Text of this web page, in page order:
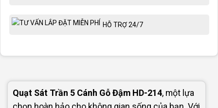
HỖ TRỢ 24/7
Quạt Sát Trần 5 Cánh Gỗ Đậm HD-214, một lựa